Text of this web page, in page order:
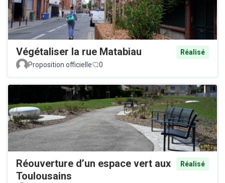
Végétaliser la rue Matabiau
Réalisé
Proposition officielle
0
Réouverture d’un espace vert aux
Toulousains
Réalisé